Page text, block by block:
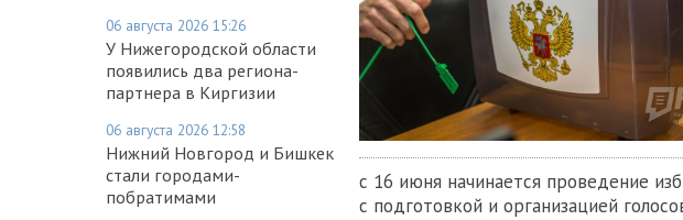
06 августа 2026 15:26
У Нижегородской области
появились два региона-
партнера в Киргизии
06 августа 2026 12:58
Нижний Новгород и Бишкек
стали городами-
побратимами
с 16 июня начинается проведение
с подготовкой и организацией